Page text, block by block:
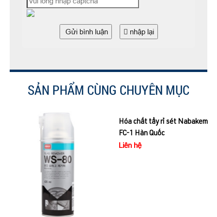
Gửi bình luận nhập lại
SẢN PHẨM CÙNG CHUYÊN MỤC